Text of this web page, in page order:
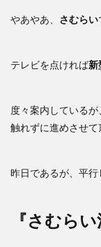
やあやあ、 さむらい
テレビを点ければ新
度々案内している
触れずに進めさせて
昨日であるが、平
『さむら